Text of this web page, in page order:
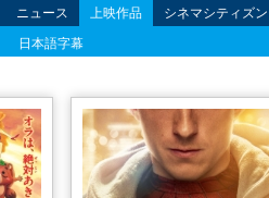
ニュース 上映作品 シネマシティズン
日本語字幕